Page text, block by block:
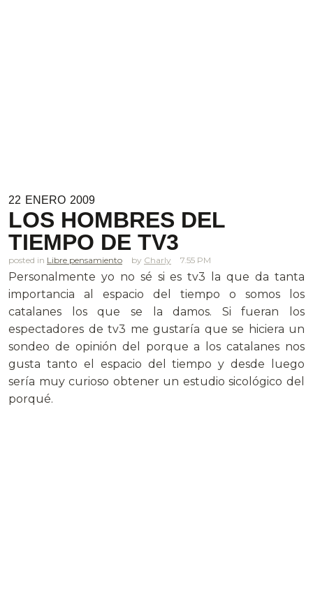
22 ENERO 2009
LOS HOMBRES DEL
TIEMPO DE TV3
posted in Libre pensamiento Charly 7.55 PM
Personalmente yo no sé si es tv3 la que da tanta
importancia al espacio del tiempo o somos los
catalanes los que se la damos. Si fueran los
espectadores de tv3 me gustaría que se hiciera un
sondeo de opinión del porque a los catalanes nos
gusta tanto el espacio del tiempo y desde luego
sería muy curioso obtener un estudio sicológico del
porqué.